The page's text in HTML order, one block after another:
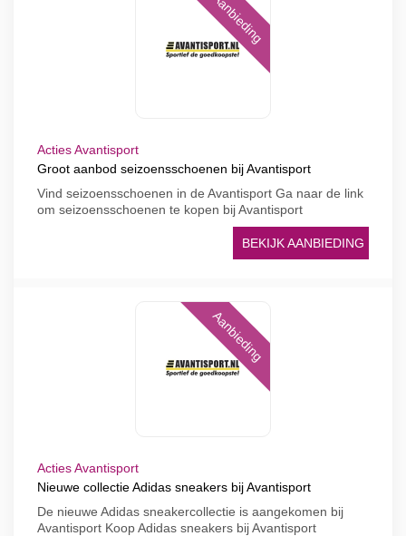
Aanbieding
Acties Avantisport
Groot aanbod seizoensschoenen bij Avantisport
Vind seizoensschoenen in de Avantisport Ga naar de link
om seizoensschoenen te kopen bij Avantisport
BEKIJK AANBIEDING
Aanbieding
Acties Avantisport
Nieuwe collectie Adidas sneakers bij Avantisport
De nieuwe Adidas sneakercollectie is aangekomen bij
Avantisport Koop Adidas sneakers bij Avantisport